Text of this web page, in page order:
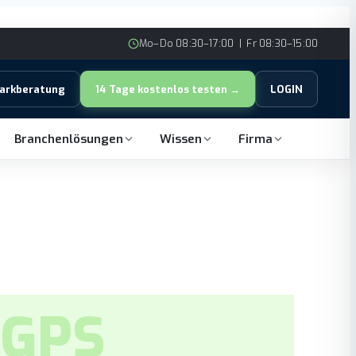
Mo–Do 08:30–17:00 | Fr 08:30–15:00
14 Tage kostenlos testen → LOGIN
Branchenlösungen Wissen Firma